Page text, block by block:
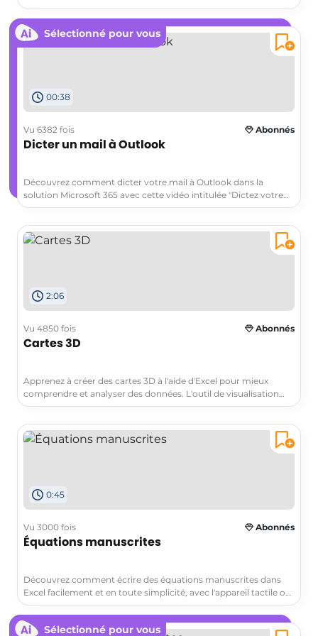
graphique et les options adaptés à vos besoins. Utilisez le
bouton ‘Feuille de prévisions’ pour créer en un clic votre
tableau et graphique des valeurs historiques et prévisionnelles.
Sélectionné pour vous
00:38
Vu 6382 fois Abonnés
Dicter un mail à Outlook
Découvrez comment dicter votre mail à Outlook dans la
solution Microsoft 365 avec cette vidéo intitulée "Dictez votre
mail à Outlook". Apprenez à utiliser la fonction de dictée pour
fonctionnalité est particulièrement utile pour un usage
professionnel et vous permettra d'économiser du temps et
365. 2:06
Vu 4850 fois Abonnés
Cartes 3D
Apprenez à créer des cartes 3D à l'aide d'Excel pour mieux
comprendre et analyser des données. L'outil de visualisation
géospatial en 3D de Power Map a été intégré à Excel et est
Importer vos données et organisées pour représenter des pays,
des villes, des longitudes et latitudes. Utilisez Bing pour
0:45
Vu 3000 fois Abonnés
Équations manuscrites
Découvrez comment écrire des équations manuscrites dans
Excel facilement et en toute simplicité, avec l'appareil tactile ou
la souris, et comment les modifier et les corriger. Apprenez à
inclure une équation mathématique complexe dans vos
documents Word et PowerPoint.
Sélectionné pour vous